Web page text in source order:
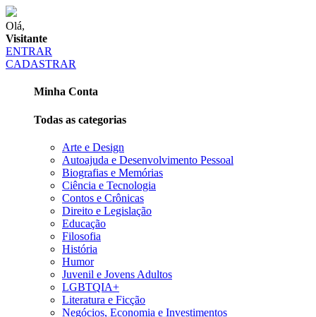
Olá,
Visitante
ENTRAR
CADASTRAR
Minha Conta
Todas as categorias
Arte e Design
Autoajuda e Desenvolvimento Pessoal
Biografias e Memórias
Ciência e Tecnologia
Contos e Crônicas
Direito e Legislação
Educação
Filosofia
História
Humor
Juvenil e Jovens Adultos
LGBTQIA+
Literatura e Ficção
Negócios, Economia e Investimentos